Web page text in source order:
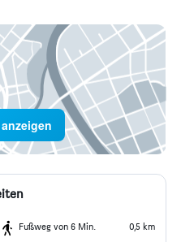
Fußweg von 6 Min. 0,5 km